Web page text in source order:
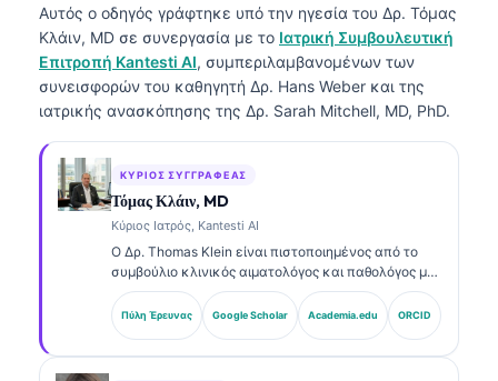
Αυτός ο οδηγός γράφτηκε υπό την ηγεσία του Δρ. Τόμας
Κλάιν, MD σε συνεργασία με το Ιατρική Συμβουλευτική
Επιτροπή Kantesti AI, συμπεριλαμβανομένων των
συνεισφορών του καθηγητή Δρ. Hans Weber και της
ιατρικής ανασκόπησης της Δρ. Sarah Mitchell, MD, PhD.
ΚΎΡΙΟΣ ΣΥΓΓΡΑΦΈΑΣ
Τόμας Κλάιν, MD
Κύριος Ιατρός, Kantesti AI
Ο Δρ. Thomas Klein είναι πιστοποιημένος από το
συμβούλιο κλινικός αιματολόγος και παθολόγος με
πάνω από 15 χρόνια εμπειρίας στη εργαστηριακή
ιατρική και στην ανάλυση κλινικών δεδομένων με
υποβοήθηση AI. Ως Chief Medical Officer στην
Πύλη Έρευνας Google Scholar Academia.edu ORCID